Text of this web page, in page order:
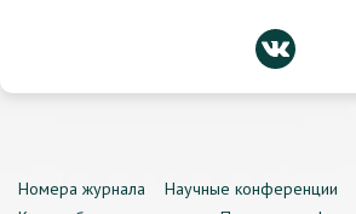
Номера журнала Научные конференции